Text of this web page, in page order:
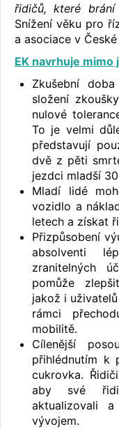
řidičů, které
Snížení věku pro
a asociace v
EK navrhuje
Zkušební
složení
nulové
To je velmi
představují
dvě z pěti
jezdci mladší
Mladí lidé
vozidlo a
letech a získat
Přizpůsobení
absolventi
zranitelných
pomůže
jakož i
rámci
mobilitě.
Cílenější
přihlédnutím k
cukrovka.
aby své
aktualizovali
vývojem.